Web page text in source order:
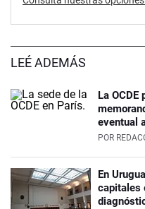
LEÉ ADEMÁS
La
eventual
POR
En
capitales